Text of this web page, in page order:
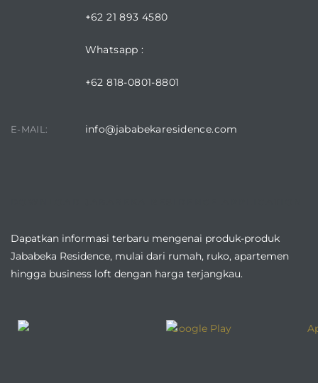
+62 21 893 4580
Whatsapp :
+62 818-0801-8801
E-MAIL: info@jababekaresidence.com
Dapatkan informasi terbaru mengenai produk-produk
Jababeka Residence, mulai dari rumah, ruko, apartemen
hingga business loft dengan harga terjangkau.